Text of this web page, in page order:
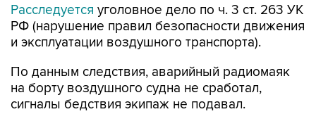
Расследуется уголовное дело по ч. 3 ст. 263 УК
РФ (нарушение правил безопасности движения
и эксплуатации воздушного транспорта).
По данным следствия, аварийный радиомаяк
на борту воздушного судна не сработал,
сигналы бедствия экипаж не подавал.